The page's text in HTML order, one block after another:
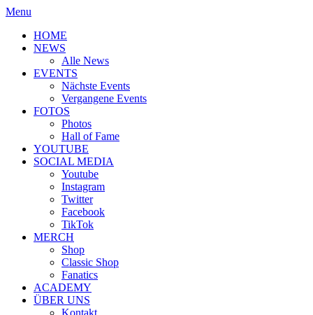
Menu
HOME
NEWS
Alle News
EVENTS
Nächste Events
Vergangene Events
FOTOS
Photos
Hall of Fame
YOUTUBE
SOCIAL MEDIA
Youtube
Instagram
Twitter
Facebook
TikTok
MERCH
Shop
Classic Shop
Fanatics
ACADEMY
ÜBER UNS
Kontakt